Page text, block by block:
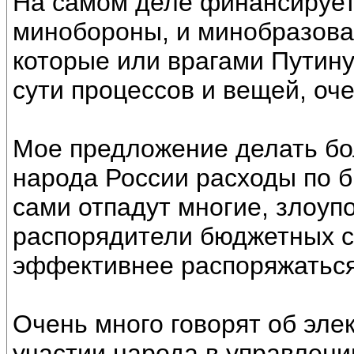
минобороны, и
которые или врагами
сути процессов и вещей,
Мое предложение делать
народа России расходы по
сами отпадут многие,
распорядители бюджетных
эффективнее
Очень много говорят об